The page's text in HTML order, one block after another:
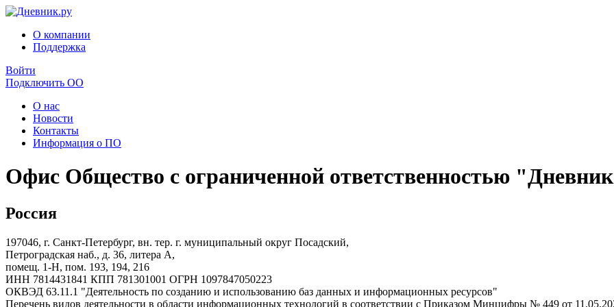
О компании
Поддержка
Войти
Подключить ОО
О нас
Новости
Контакты
Информация о ПО
Офис Общество с ограниченной ответственностью
Россия
197046, г. Санкт-Петербург, вн. тер. г. муниципальный округ Посадский,
Петроградская наб., д. 36, литера А,
помещ. 1-Н, пом. 193, 194, 216
ИНН 7814431841 КПП 781301001 ОГРН 1097847050223
ОКВЭД 63.11.1 "Деятельность по созданию и использованию баз данных и информационных ресурсов"
Перечень видов деятельности в области информационных технологий в соответствии с Приказом Минцифры № 449 от